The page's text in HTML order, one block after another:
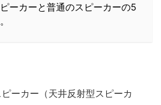
ーカーと普通のスピーカーの5
ーカー（天井反射型スピーカ